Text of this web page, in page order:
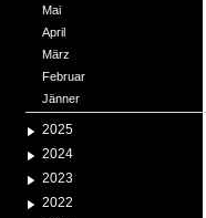
Mai
April
März
Februar
Jänner
2025
2024
2023
2022